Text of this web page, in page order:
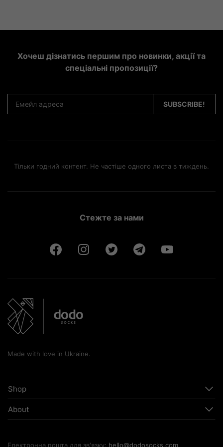
Хочеш дізнатись першим про новинки, акції та
спеціальні пропозиції?
Тільки годний контент. Не частіше одного листа в тиждень.
Стежте за нами
Made with love in Ukraine.
Shop
About
Електронна пошта для зв'язку: hello@dodosocks.com